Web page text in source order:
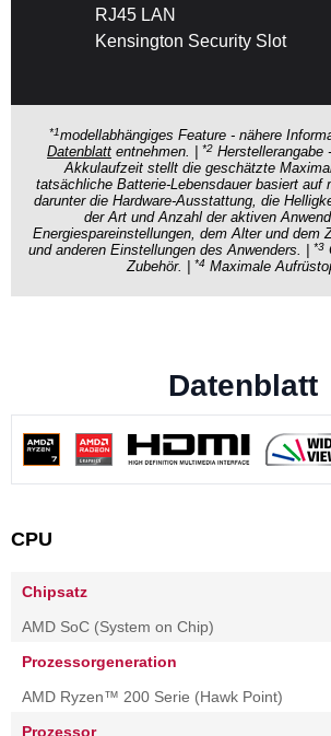
RJ45 LAN
Kensington Security Slot
*1modellabhängiges Feature - nähere
Datenblatt entnehmen. | *2 Herstellerangabe
Akkulaufzeit stellt die geschätzte
tatsächliche Batterie-Lebensdauer basiert auf
darunter die Hardware-Ausstattung, die
der Art und Anzahl der aktiven
Energiespareinstellungen, dem Alter und dem
und anderen Einstellungen des Anwenders. |
*3
Zubehör. |
*4 Maximale
Datenblatt
CPU
Chipsatz
AMD SoC (System on Chip)
Prozessorgeneration
AMD Ryzen™ 200 Serie (Hawk Point)
Prozessor